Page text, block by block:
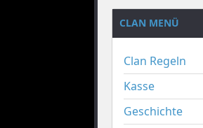
CLAN MENÜ
Clan Regeln
Kasse
Geschichte